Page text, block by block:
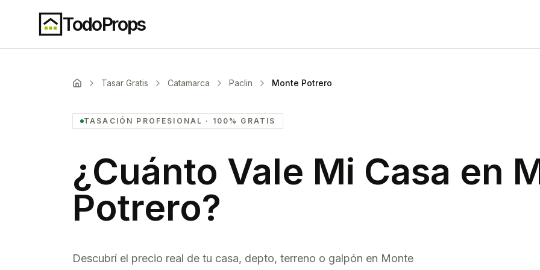
TodoProps
Tasar Gratis Catamarca Paclin Monte Potrero
TASACIÓN PROFESIONAL · 100% GRATIS
¿Cuánto Vale Mi Casa en
Potrero?
Descubrí el precio real de tu casa, depto, terreno o galpón en Monte